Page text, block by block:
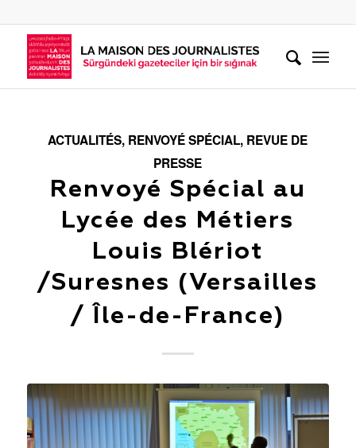
ACTUALITÉS, RENVOYÉ SPÉCIAL, REVUE DE
PRESSE
Renvoyé Spécial au
Lycée des Métiers
Louis Blériot
/Suresnes (Versailles
/ Île-de-France)